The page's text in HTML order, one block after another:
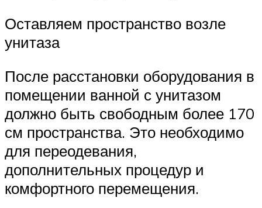
Оставляем пространство возле
унитаза
После расстановки оборудования в
помещении ванной с унитазом
должно быть свободным более 170
см пространства. Это необходимо
для переодевания,
дополнительных процедур и
комфортного перемещения.